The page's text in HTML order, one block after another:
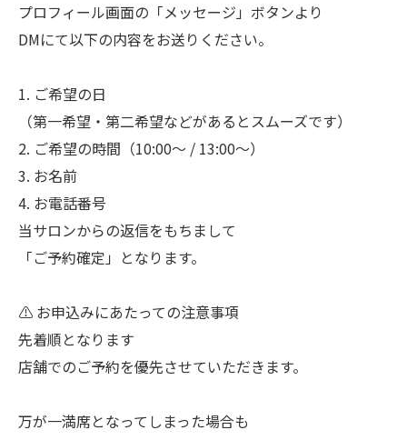
プロフィール画面の「メッセージ」ボタンより
DMにて以下の内容をお送りください。
1. ご希望の日
（第一希望・第二希望などがあるとスムーズです）
2. ご希望の時間（10:00〜 / 13:00〜）
3. お名前
4. お電話番号
当サロンからの返信をもちまして
「ご予約確定」となります。
⚠️ お申込みにあたっての注意事項
先着順となります
店舗でのご予約を優先させていただきます。
万が一満席となってしまった場合も